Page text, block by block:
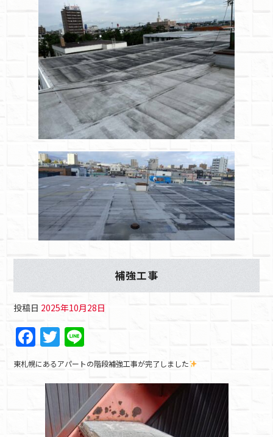
補強工事
投稿日 2025年10月28日
F
a
c
e
b
T
w
itt
er
n
e
東札幌にあるアパートの階段補強工事が完了しました